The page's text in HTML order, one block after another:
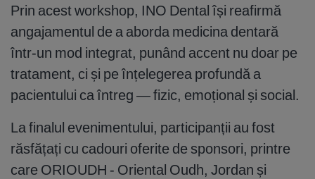
Prin acest workshop, INO Dental își reafirmă
angajamentul de a aborda medicina dentară
într-un mod integrat, punând accent nu doar pe
tratament, ci și pe înțelegerea profundă a
pacientului ca întreg — fizic, emoțional și social.
La finalul evenimentului, participanții au fost
răsfățați cu cadouri oferite de sponsori, printre
care ORIOUDH - Oriental Oudh, Jordan și